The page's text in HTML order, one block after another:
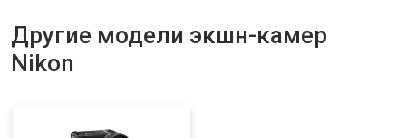
Другие модели экшн-камер
Nikon